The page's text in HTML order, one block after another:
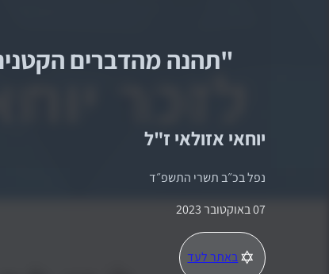
"תהנה מהדברים
יוחאי אזולאי ז"ל
נפל בכ״ב תשרי התשפ״ד
07 באוקטובר 2023
באתר לעד